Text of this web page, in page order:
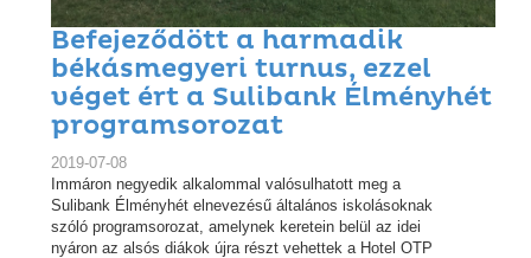
Befejeződött a harmadik
békásmegyeri turnus, ezzel
véget ért a Sulibank Élményhét
programsorozat
2019-07-08
Immáron negyedik alkalommal valósulhatott meg a
Sulibank Élményhét elnevezésű általános iskolásoknak
szóló programsorozat, amelynek keretein belül az idei
nyáron az alsós diákok újra részt vehettek a Hotel OTP